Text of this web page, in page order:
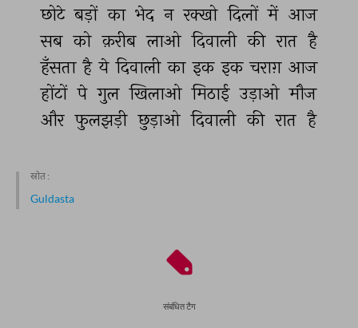
छोटे बड़ों का भेद न रक्खो दिलों में आज
सब को क़रीब लाओ दिवाली की रात है
हँसता है ये दिवाली का इक इक चराग़ आज
होंटों पे गुल खिलाओ मिठाई उड़ाओ मौज
और फुलझड़ी छुड़ाओ दिवाली की रात है
स्रोत :
Guldasta
संबंधित टैग